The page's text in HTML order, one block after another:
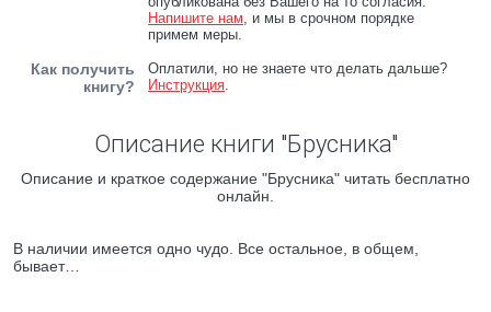
Напишите нам, и мы в срочном порядке
примем меры.
Как получить
книгу?
Оплатили, но не знаете что делать дальше?
Инструкция.
Описание книги "Брусника"
Описание и краткое содержание "Брусника" читать бесплатно
онлайн.
В наличии имеется одно чудо. Все остальное, в общем,
бывает…